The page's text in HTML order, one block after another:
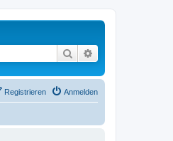
Suche
Anmelden
Registrieren